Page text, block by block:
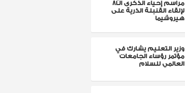
مراسم إحياء الذكرى الـ81
لإلقاء القنبلة الذرية على
هيروشيما
وزير التعليم يشارك في
مؤتمر رؤساء الجامعات
العالمي للسلام